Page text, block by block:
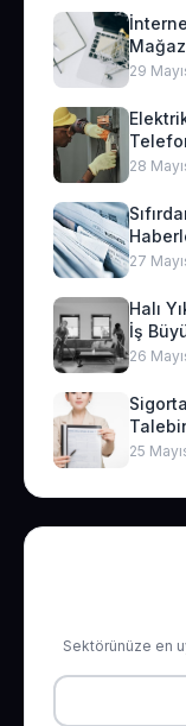
29
28
27
Halı
İş
26
25
Sektörünüze en